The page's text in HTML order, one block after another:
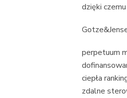
dzięki
perpetuum
ciepła
zdalne